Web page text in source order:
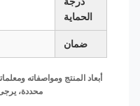
الحماية
ضمان
أبعاد المنتج ومواصفاته
محددة، يرجى